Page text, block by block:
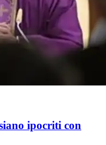
ipocriti con